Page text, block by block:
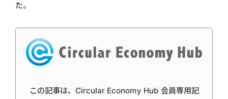
た。
この記事は、Circular Economy Hub 会員専用記